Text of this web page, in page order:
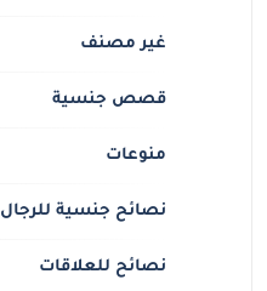
غير مصنف
قصص جنسية
منوعات
نصائح جنسية للرجال
نصائح للعلاقات